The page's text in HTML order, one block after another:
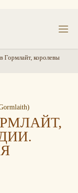
Гормлайт, королевы